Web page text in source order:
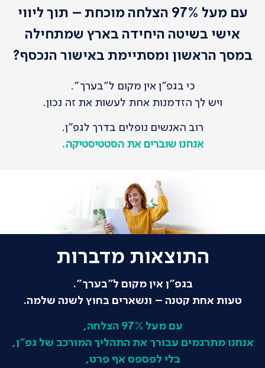
עם מעל 97% הצלחה מוכחת – תוך ליווי
אישי בשיטה היחידה בארץ שמתחילה
במסך הראשון ומסתיימת באישור הנכסף?
כי בגפ"ן אין מקום ל"בערך".
ויש לך הזדמנות אחת לעשות את זה נכון.
רוב האנשים נופלים בדרך לגפ"ן.
אנחנו שוברים את הסטטיסטיקה.
התוצאות מדברות
בגפ"ן אין מקום ל"בערך".
טעות אחת קטנה – ונשארים בחוץ לשנה שלמה.
עם מעל 97% הצלחה,
אנחנו מתרגמים עבורך את התהליך המורכב של גפ"ן,
בלי לפספס אף פרט,